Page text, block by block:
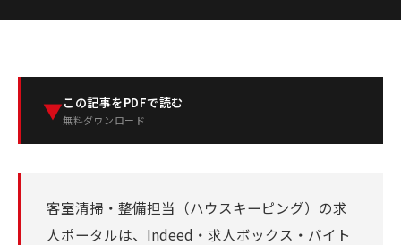
▼この記事をPDFで読む
無料ダウンロード
客室清掃・整備担当（ハウスキーピング）の求
人ポータルは、Indeed・求人ボックス・バイト